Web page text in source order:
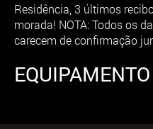
Residência, 3 últimos
morada! NOTA: Todos os
carecem de confirmação
EQUIPAMENTO